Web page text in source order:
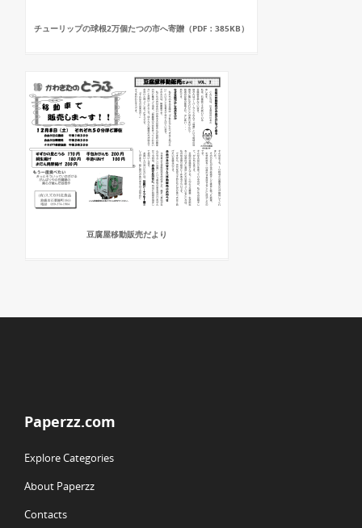
チューリップの球根2万個たつの市へ寄贈（PDF：385KB）
豆腐屋移動販売だより
Paperzz.com
Explore Categories
About Paperzz
Contacts